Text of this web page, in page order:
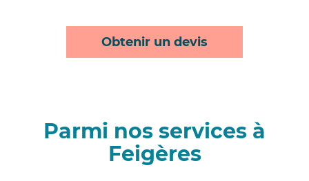
Obtenir un devis
Parmi nos services à
Feigères